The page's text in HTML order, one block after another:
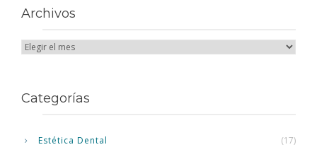
Archivos
Categorías
Estética Dental (17)